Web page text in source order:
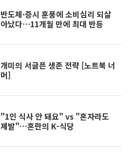
반도체·증시 훈풍에 소비심리 되살
아났다⋯11개월 만에 최대 반등
개미의 서글픈 생존 전략 [노트북 너
머]
"1인 식사 안 돼요" vs "혼자라도
제발"…혼란의 K-식당